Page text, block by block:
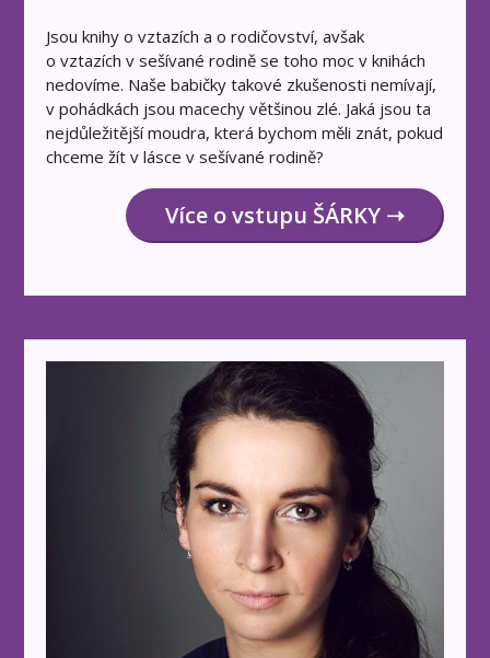
Jsou knihy o vztazích a o rodičovství, avšak
o vztazích v sešívané rodině se toho moc v knihách
nedovíme. Naše babičky takové zkušenosti nemívají,
v pohádkách jsou macechy většinou zlé. Jaká jsou ta
nejdůležitější moudra, která bychom měli znát, pokud
chceme žít v lásce v sešívané rodině?
Více o vstupu ŠÁRKY ➝